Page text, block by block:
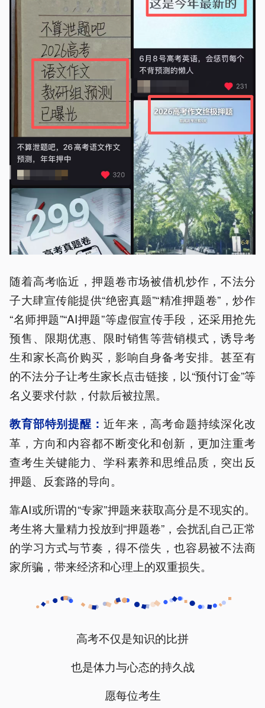
随着高考临近，押题卷市场被借机炒作，不法分
子大肆宣传能提供“绝密真题”“精准押题卷”，炒作
“名师押题”“AI押题”等虚假宣传手段，还采用抢先
预售、限期优惠、限时销售等营销模式，诱导考
生和家长高价购买，影响自身备考安排。甚至有
的不法分子让考生家长点击链接，以“预付订金”等
名义要求付款，付款后被拉黑。
教育部特别提醒： 近年来，高考命题持续深化改
革，方向和内容都不断变化和创新，更加注重考
查考生关键能力、学科素养和思维品质，突出反
押题、反套路的导向。
靠AI或所谓的“专家”押题来获取高分是不现实的。
考生将大量精力投放到“押题卷”，会扰乱自己正常
的学习方式与节奏，得不偿失，也容易被不法商
家所骗，带来经济和心理上的双重损失。
高考不仅是知识的比拼
也是体力与心态的持久战
愿每位考生